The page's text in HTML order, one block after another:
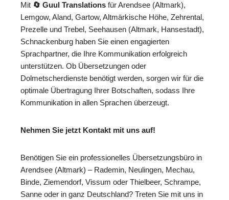
Mit 🔄 Guul Translations für Arendsee (Altmark),
Lemgow, Aland, Gartow, Altmärkische Höhe, Zehrental,
Prezelle und Trebel, Seehausen (Altmark, Hansestadt),
Schnackenburg haben Sie einen engagierten
Sprachpartner, die Ihre Kommunikation erfolgreich
unterstützen. Ob Übersetzungen oder
Dolmetscherdienste benötigt werden, sorgen wir für die
optimale Übertragung Ihrer Botschaften, sodass Ihre
Kommunikation in allen Sprachen überzeugt.
Nehmen Sie jetzt Kontakt mit uns auf!
Benötigen Sie ein professionelles Übersetzungsbüro in
Arendsee (Altmark) – Rademin, Neulingen, Mechau,
Binde, Ziemendorf, Vissum oder Thielbeer, Schrampe,
Sanne oder in ganz Deutschland? Treten Sie mit uns in